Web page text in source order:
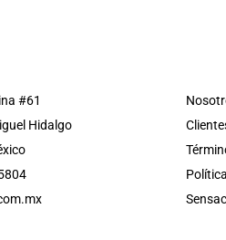
#61
Hidalgo